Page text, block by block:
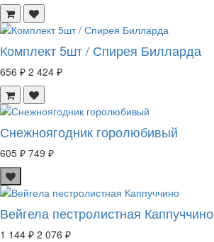
Комплект 5шт / Спирея Билларда
656 ₽ 2 424 ₽
Снежноягодник горолюбивый
605 ₽ 749 ₽
Вейгела пестролистная Каппуччино
1 144 ₽ 2 076 ₽